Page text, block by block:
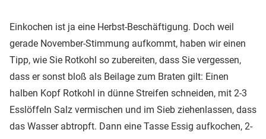
Einkochen ist ja eine Herbst-Beschäftigung. Doch weil
gerade November-Stimmung aufkommt, haben wir einen
Tipp, wie Sie Rotkohl so zubereiten, dass Sie vergessen,
dass er sonst bloß als Beilage zum Braten gilt: Einen
halben Kopf Rotkohl in dünne Streifen schneiden, mit 2-3
Esslöffeln Salz vermischen und im Sieb ziehenlassen, dass
das Wasser abtropft. Dann eine Tasse Essig aufkochen, 2-